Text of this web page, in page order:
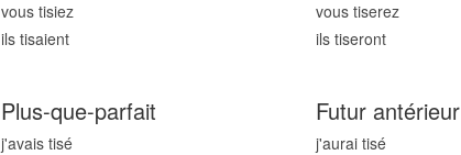
vous tisiez
ils tisaient
vous tiserez
ils tiseront
Plus-que-parfait
j'avais tisé
Futur antérieur
j'aurai tisé